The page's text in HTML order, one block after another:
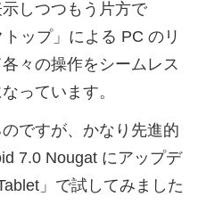
しつつもう片方で
ップ」による PC のリ
々の操作をシームレス
っています。
ですが、かなり先進的
7.0 Nougat にアップデ
」で試してみました